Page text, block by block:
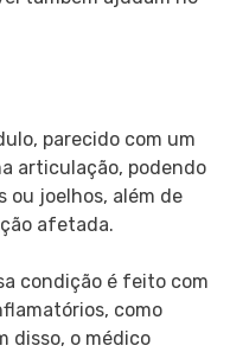
parecido com um
articulação, podendo
ou joelhos, além de
afetada.
condição é feito com
como
disso, o médico